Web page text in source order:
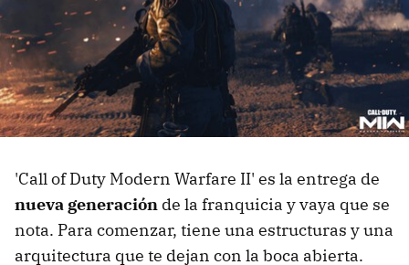
'Call of Duty Modern Warfare II' es la entrega de
nueva generación de la franquicia y vaya que se
nota. Para comenzar, tiene una estructuras y una
arquitectura que te dejan con la boca abierta.